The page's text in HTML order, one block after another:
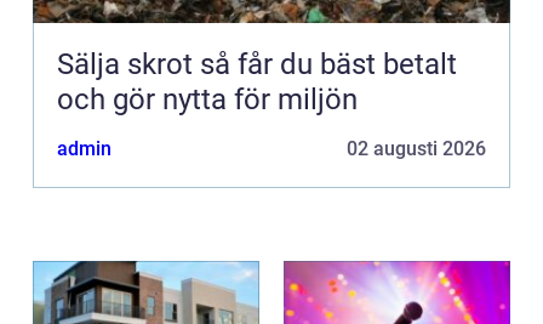
Sälja skrot så får du bäst betalt
och gör nytta för miljön
admin 02 augusti 2026